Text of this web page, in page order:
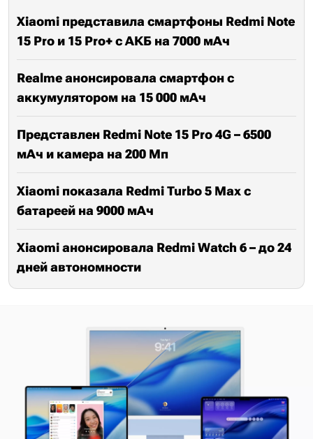
Xiaomi представила смартфоны Redmi Note
15 Pro и 15 Pro+ с АКБ на 7000 мАч
Realme анонсировала смартфон с
аккумулятором на 15 000 мАч
Представлен Redmi Note 15 Pro 4G – 6500
мАч и камера на 200 Мп
Xiaomi показала Redmi Turbo 5 Max с
батареей на 9000 мАч
Xiaomi анонсировала Redmi Watch 6 – до 24
дней автономности